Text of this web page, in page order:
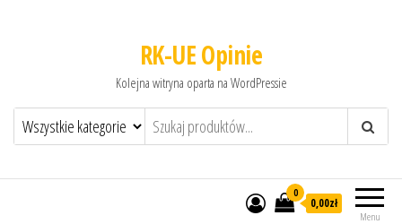
RK-UE Opinie
Kolejna witryna oparta na WordPressie
Menu
0
0,00zł